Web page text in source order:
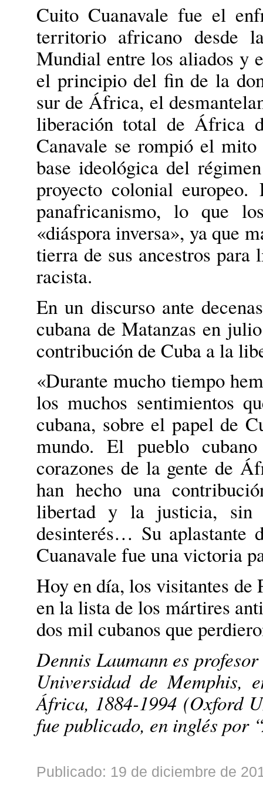
Cuito Cuanavale fue el
territorio africano desde
Mundial entre los aliados y
el principio del fin de la
sur de África, el
liberación total de África
Canavale se rompió el
base ideológica del
proyecto colonial europeo.
panafricanismo, lo que
«diáspora inversa», ya que
tierra de sus ancestros
racista.
En un discurso ante
cubana de Matanzas en
contribución de Cuba a la
«Durante mucho tiempo
los muchos sentimientos
cubana, sobre el papel de
mundo. El pueblo
corazones de la gente de
han hecho una
libertad y la justicia, sin
desinterés… Su aplastante
Cuanavale fue una victoria
Hoy en día, los visitantes de
en la lista de los mártires
dos mil cubanos que
Dennis Laumann es
Universidad de
África, 1884-1994 (Oxford
fue publicado, en inglés por
Publicado: 19 de diciembre de